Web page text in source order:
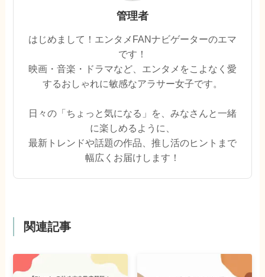
管理者
はじめまして！エンタメFANナビゲーターのエマ
です！
映画・音楽・ドラマなど、エンタメをこよなく愛
するおしゃれに敏感なアラサー女子です。
日々の「ちょっと気になる」を、みなさんと一緒
に楽しめるように、
最新トレンドや話題の作品、推し活のヒントまで
幅広くお届けします！
関連記事